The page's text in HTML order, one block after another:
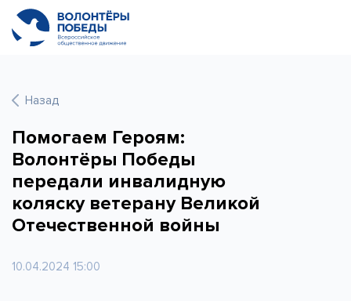
Назад
Помогаем Героям:
Волонтёры Победы
передали инвалидную
коляску ветерану Великой
Отечественной войны
10.04.2024 15:00